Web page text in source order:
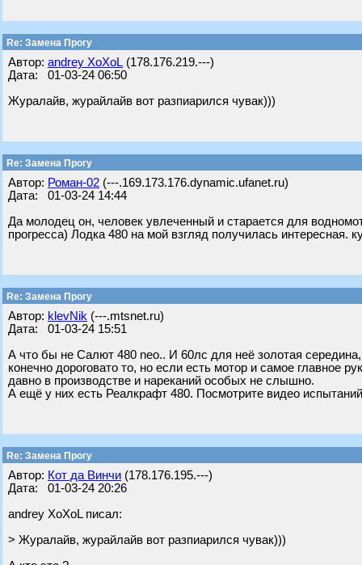
Re: Замена Прогу
Автор: andrey XoXoL (178.176.219.---)
Дата: 01-03-24 06:50
Журалайв, журайлайв вот разпиарился чувак)))
Re: Замена Прогу
Автор: Роман-02 (---.169.173.176.dynamic.ufanet.ru)
Дата: 01-03-24 14:44
Да молодец он, человек увлеченный и старается для
прогресса) Лодка 480 на мой взгляд получилась
Re: Замена Прогу
Автор: klevNik (---.mtsnet.ru)
Дата: 01-03-24 15:51
А что бы не Салют 480 neo.. И 60лс для неё золотая
конечно дороговато то, но если есть мотор и самое главное
давно в производстве и нареканий особых не слышно.
А ещё у них есть Реалкрафт 480. Посмотрите видео
Re: Замена Прогу
Автор: Кот да Винчи (178.176.195.---)
Дата: 01-03-24 20:26
andrey XoXoL писал:
> Журалайв, журайлайв вот разпиарился чувак)))